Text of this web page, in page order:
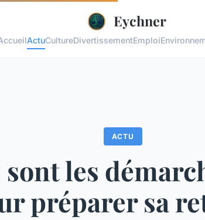
Eychner
ActuCultureDivertissementEmploi
ACTU
les
préparer sa